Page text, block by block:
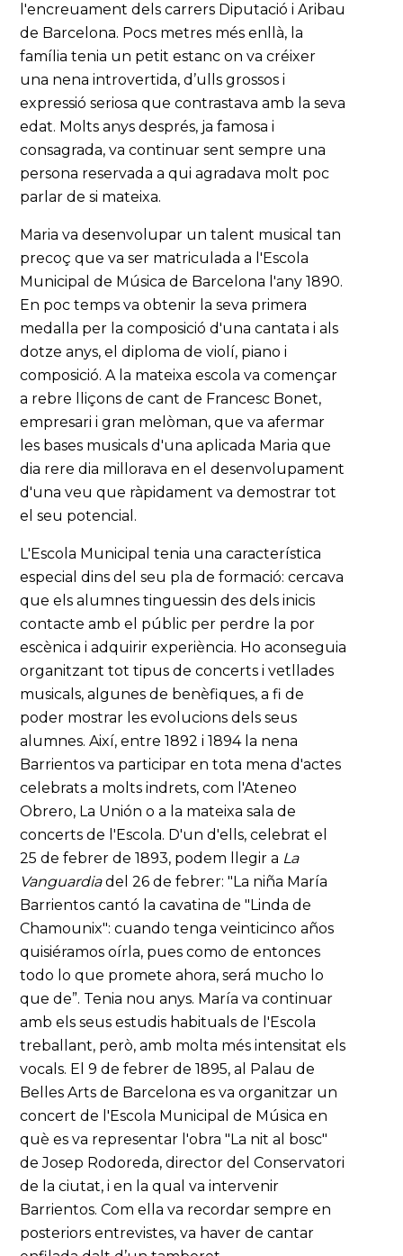
l'encreuament dels carrers Diputació i Aribau
de Barcelona. Pocs metres més enllà, la
família tenia un petit estanc on va créixer
una nena introvertida, d’ulls grossos i
expressió seriosa que contrastava amb la seva
edat. Molts anys després, ja famosa i
consagrada, va continuar sent sempre una
persona reservada a qui agradava molt poc
parlar de si mateixa.
Maria va desenvolupar un talent musical tan
precoç que va ser matriculada a l'Escola
Municipal de Música de Barcelona l'any 1890.
En poc temps va obtenir la seva primera
medalla per la composició d'una cantata i als
dotze anys, el diploma de violí, piano i
composició. A la mateixa escola va començar
a rebre lliçons de cant de Francesc Bonet,
empresari i gran melòman, que va afermar
les bases musicals d'una aplicada Maria que
dia rere dia millorava en el desenvolupament
d'una veu que ràpidament va demostrar tot
el seu potencial.
L'Escola Municipal tenia una característica
especial dins del seu pla de formació: cercava
que els alumnes tinguessin des dels inicis
contacte amb el públic per perdre la por
escènica i adquirir experiència. Ho aconseguia
organitzant tot tipus de concerts i vetllades
musicals, algunes de benèfiques, a fi de
poder mostrar les evolucions dels seus
alumnes. Així, entre 1892 i 1894 la nena
Barrientos va participar en tota mena d'actes
celebrats a molts indrets, com l'Ateneo
Obrero, La Unión o a la mateixa sala de
concerts de l'Escola. D'un d'ells, celebrat el
25 de febrer de 1893, podem llegir a La
Vanguardiadel 26 de febrer: "La niña María
Barrientos cantó la cavatina de "Linda de
Chamounix": cuando tenga veinticinco años
quisiéramos oírla, pues como de entonces
todo lo que promete ahora, será mucho lo
que de”. Tenia nou anys. María va continuar
amb els seus estudis habituals de l'Escola
treballant, però, amb molta més intensitat els
vocals. El 9 de febrer de 1895, al Palau de
Belles Arts de Barcelona es va organitzar un
concert de l'Escola Municipal de Música en
què es va representar l'obra "La nit al bosc"
de Josep Rodoreda, director del Conservatori
de la ciutat, i en la qual va intervenir
Barrientos. Com ella va recordar sempre en
posteriors entrevistes, va haver de cantar